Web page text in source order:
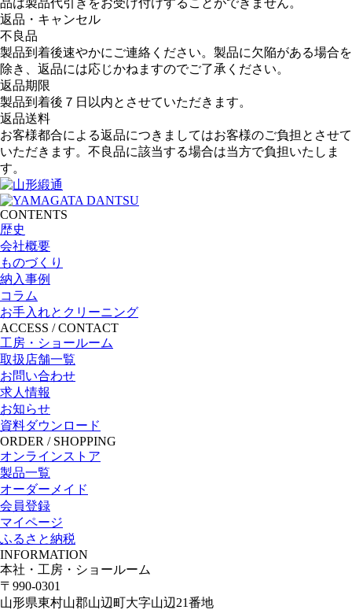
品は製品代引きをお受け付けすることができません。
返品・キャンセル
不良品
製品到着後速やかにご連絡ください。製品に欠陥がある場合を
除き、返品には応じかねますのでご了承ください。
返品期限
製品到着後７日以内とさせていただきます。
返品送料
お客様都合による返品につきましてはお客様のご負担とさせて
いただきます。不良品に該当する場合は当方で負担いたしま
す。
CONTENTS
歴史
会社概要
ものづくり
納入事例
コラム
お手入れとクリーニング
ACCESS / CONTACT
工房・ショールーム
取扱店舗一覧
お問い合わせ
求人情報
お知らせ
資料ダウンロード
ORDER / SHOPPING
オンラインストア
製品一覧
オーダーメイド
会員登録
マイページ
ふるさと納税
INFORMATION
本社・工房・ショールーム
〒990-0301
山形県東村山郡山辺町大字山辺21番地